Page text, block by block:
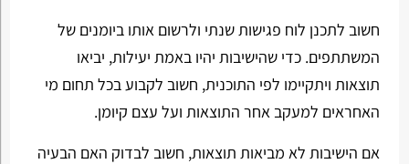
חשוב לתכנן לוח פגישות שנתי ולרשום אותו ביומנים של
המשתתפים. כדי שהישיבות יהיו באמת יעילות, יביאו
תוצאות ויתקיימו לפי התוכנית, חשוב לקבוע בכל תחום מי
האחראים למעקב אחר התוצאות ועל עצם קיומן.
אם הישיבות לא מביאות תוצאות, חשוב לבדוק האם הבעיה